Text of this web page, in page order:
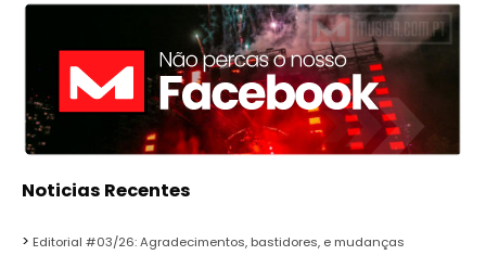
Noticias Recentes
Editorial #03/26: Agradecimentos, bastidores, e mudanças